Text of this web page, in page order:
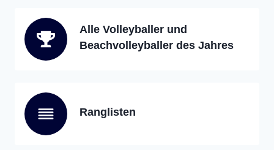
Alle Volleyballer und
Beachvolleyballer des Jahres
Ranglisten